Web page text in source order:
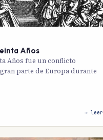
Años
Años fue un conflicto
parte de Europa durante
→ leer